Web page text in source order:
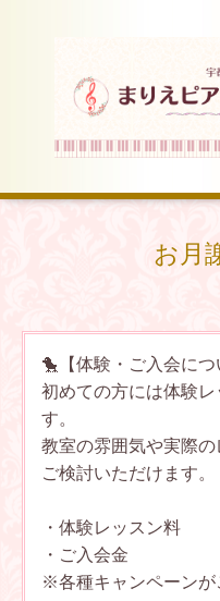
お月
🐤【体験・ご入会につ
初めての方には体験
す。
教室の雰囲気や実際
ご検討いただけます。
・体験レッスン料
・ご入会金
※各種キャンペーンが